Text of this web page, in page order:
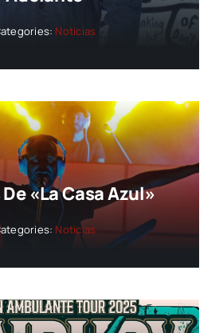
Noticias
«La Casa Azul»
Noticias